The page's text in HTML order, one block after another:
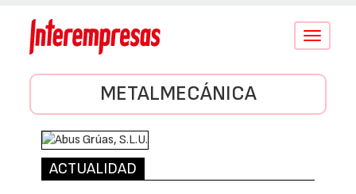
Conmutar
METALMECÁNICA
ACTUALIDAD